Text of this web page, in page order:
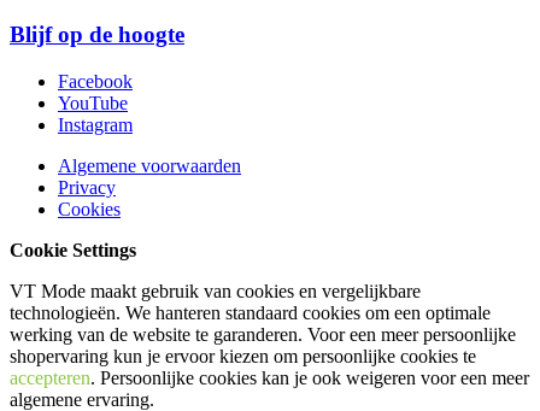
Blijf op de hoogte
Facebook
YouTube
Instagram
Algemene voorwaarden
Privacy
Cookies
Cookie Settings
VT Mode maakt gebruik van cookies en vergelijkbare
technologieën. We hanteren standaard cookies om een optimale
werking van de website te garanderen. Voor een meer persoonlijke
shopervaring kun je ervoor kiezen om persoonlijke cookies te
accepteren. Persoonlijke cookies kan je ook weigeren voor een meer
algemene ervaring.